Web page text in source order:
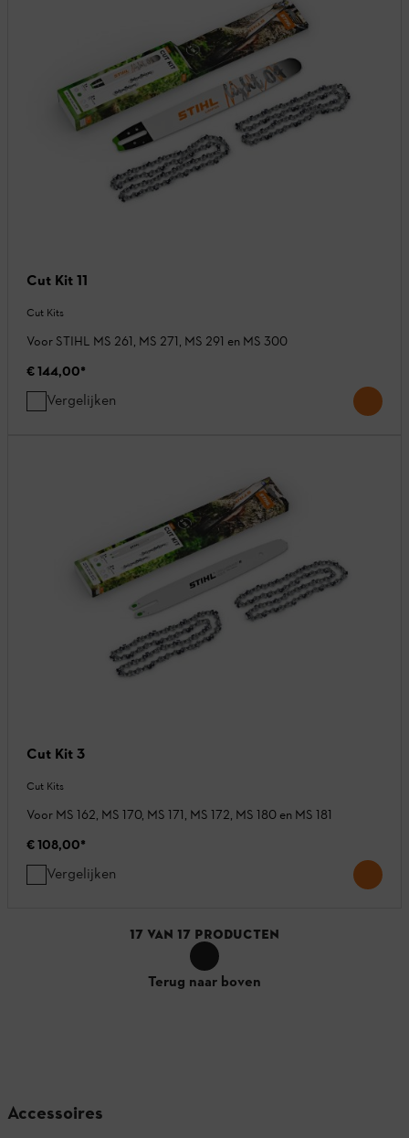
Cut Kit 11
Cut Kits
Voor STIHL MS 261, MS 271, MS 291 en MS 300
€ 144,00*
Vergelijken
Cut Kit 3
Cut Kits
Voor MS 162, MS 170, MS 171, MS 172, MS 180 en MS 181
€ 108,00*
Vergelijken
17 VAN 17 PRODUCTEN
Terug naar boven
Accessoires